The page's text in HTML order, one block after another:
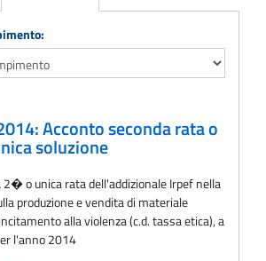
Acconto seconda rata o
soluzione
o unica rata dell'addizionale Irpef nella
produzione e vendita di materiale
alla violenza (c.d. tassa etica), a
l'anno 2014